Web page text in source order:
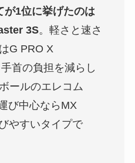
が1位に挙げたのは
3S。軽さと速さ
G PRO X
首の負担を減らし
ールのエレコム
び中心ならMX
やすいタイプで